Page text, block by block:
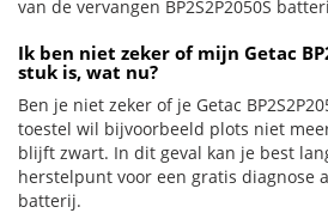
van de vervangen BP2S2P2050S
Ik ben niet zeker of mijn Getac
stuk is, wat nu?
Ben je niet zeker of je Getac
toestel wil bijvoorbeeld plots niet
blijft zwart. In dit geval kan je best
herstelpunt voor een gratis diagnose
batterij.